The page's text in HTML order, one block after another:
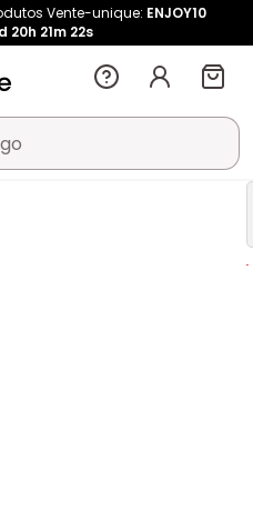
Vente-unique: ENJOY10
20h 21m 21s